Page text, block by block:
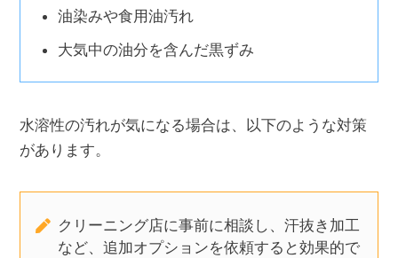
油染みや食用油汚れ
大気中の油分を含んだ黒ずみ
水溶性の汚れが気になる場合は、以下のような対策
があります。
クリーニング店に事前に相談し、汗抜き加工
など、追加オプションを依頼すると効果的で